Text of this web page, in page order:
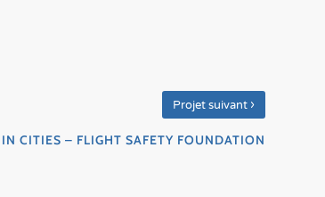
Projet suivant ›
CITIES – FLIGHT SAFETY FOUNDATION